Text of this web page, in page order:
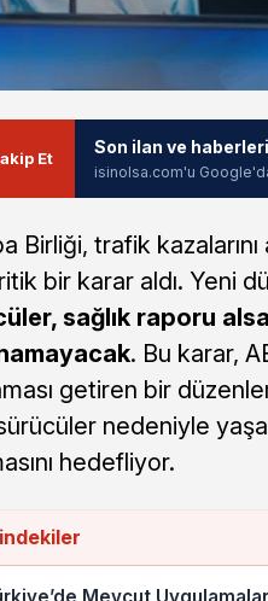
Et
Son ilan ve
isinolsa.com'u
Birliği, trafik
bir karar aldı. Yeni
sağlık raporu
. Bu karar,
getiren bir
nedeniyle
hedefliyor.
Mevcut